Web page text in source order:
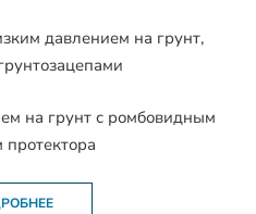
давлением на грунт,
на грунт с ромбовидным
протектора